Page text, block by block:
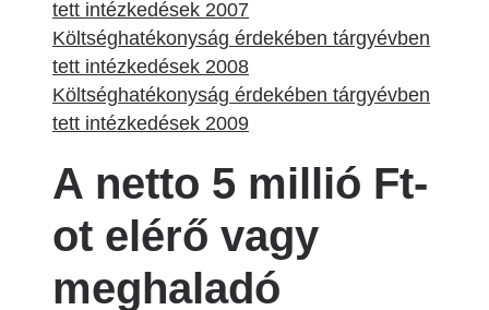
tett intézkedések 2007
Költséghatékonyság érdekében tárgyévben
tett intézkedések 2008
Költséghatékonyság érdekében tárgyévben
tett intézkedések 2009
A netto 5 millió Ft-
ot elérő vagy
meghaladó